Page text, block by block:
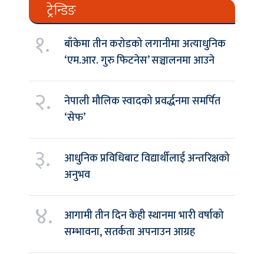
ट्रेन्डिङ
१.
बाँकेमा तीन करोडको लगानीमा अत्याधुनिक
‘एम.आर. गुरु फिटनेस’ सञ्चालनमा आउने
२.
नेपाली मौलिक स्वादको प्रवर्द्धनमा समर्पित
‘सेफ’
३.
आधुनिक प्रविधिबाट विद्यार्थीलाई अन्तरिक्षको
अनुभव
४.
आगामी तीन दिन केही स्थानमा भारी वर्षाको
सम्भावना, सतर्कता अपनाउन आग्रह